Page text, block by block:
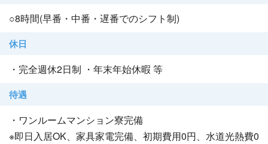
○8時間(早番・中番・遅番でのシフト制)
休日
・完全週休2日制 ・年末年始休暇 等
待遇
・ワンルームマンション寮完備
※即日入居OK、家具家電完備、初期費用0円、水道光熱費0